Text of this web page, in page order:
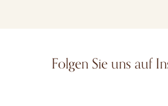
Folgen Sie uns auf